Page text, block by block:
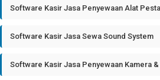
Software Kasir Jasa Penyewaan Alat Pesta
Software Kasir Jasa Sewa Sound System
Software Kasir Jasa Penyewaan Kamera